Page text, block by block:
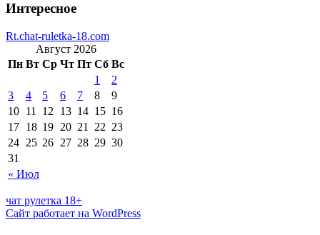
Интересное
Rt.chat-ruletka-18.com
Август 2026
Пн Вт Ср Чт Пт Сб Вс
« Июл
1
2
3
4 5 6 7 8
9
10 11 12 13 14 15 16
17 18 19 20 21 22 23
24 25 26 27 28 29 30
31
чат рулетка 18+
Сайт работает на WordPress